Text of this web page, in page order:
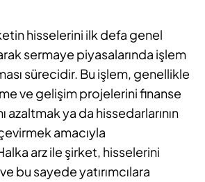
hisselerini ilk defa genel
sermaye piyasalarında işlem
sürecidir. Bu işlem, genellikle
ve gelişim projelerini finanse
azaltmak ya da hissedarlarının
amacıyla
arz ile şirket, hisselerini
bu sayede yatırımcılara